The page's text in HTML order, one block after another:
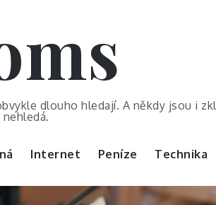
dlouho hledají. A někdy jsou i
nehledá.
Internet Peníze Technika